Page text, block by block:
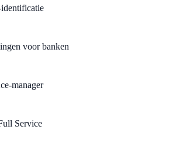
voor banken
manager
Service